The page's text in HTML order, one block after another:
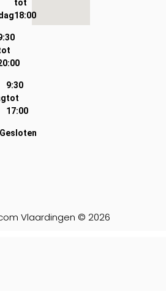
tot
18:00
9:30
tot
17:00
Gesloten
Vlaardingen © 2026